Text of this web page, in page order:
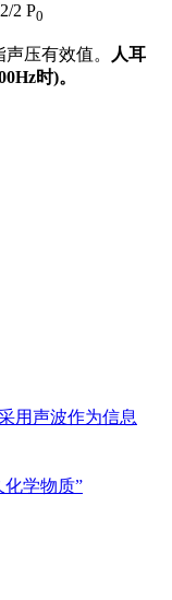
2 P0
压有效值。
人耳
时)。
用声波作为信息
学物质”